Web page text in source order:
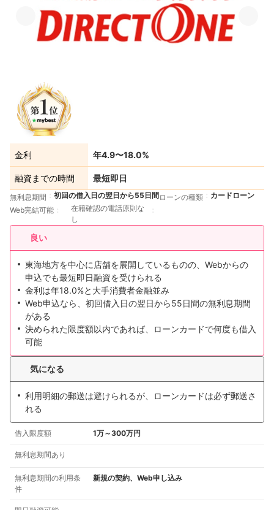
金利 年4.9〜18.0%
融資までの時間 最短即日
無利息期間 初回の借入日の翌日から55日間ローンの種類
カードローン
Web完結可能
在籍確認の電話原則な
し
良い
東海地方を中心に店舗を展開しているものの、Webからの
申込でも最短即日融資を受けられる
金利は年18.0%と大手消費者金融並み
Web申込なら、初回借入日の翌日から55日間の無利息期間
がある
決められた限度額以内であれば、ローンカードで何度も借入
可能
気になる
利用明細の郵送は避けられるが、ローンカードは必ず郵送さ
れる
借入限度額 1万～300万円
無利息期間あり
無利息期間の利用条
件
新規の契約、Web申し込み